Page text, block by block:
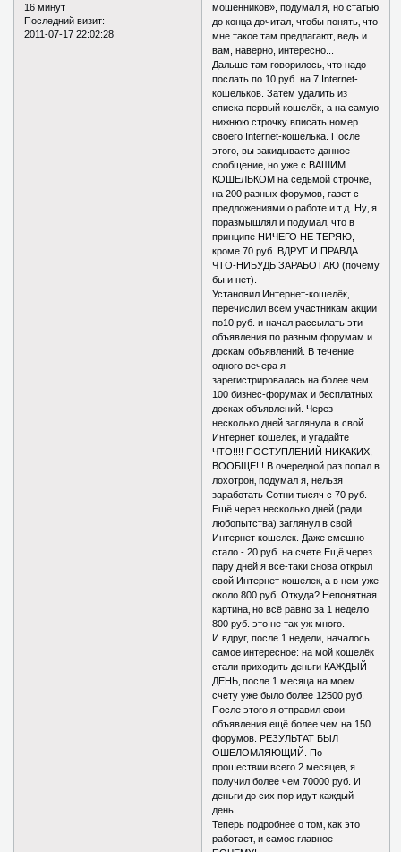
16 минут
Последний визит:
2011-07-17 22:02:28
мошенников», подумал я, но статью
до конца дочитал, чтобы понять‚ что
мне такое там предлагают‚ ведь и
вам, наверно, интересно...
Дальше там говорилось‚ что надо
послать по 10 руб. на 7 Internet-
кошельков. Затем удалить из
списка первый кошелёк, а на самую
нижнюю строчку вписать номер
своего Internet-кошелька. После
этого, вы закидываете данное
сообщение‚ но уже с ВАШИМ
КОШЕЛЬКОМ на седьмой строчке‚
на 200 разных форумов, газет с
предложениями о работе и т.д. Ну‚ я
поразмышлял и подумал‚ что в
принципе НИЧЕГО НЕ ТЕРЯЮ,
кроме 70 руб. ВДРУГ И ПРАВДА
ЧТО-НИБУДЬ ЗАРАБОТАЮ (почему
бы и нет).
Установил Интернет-кошелёк‚
перечислил всем участникам акции
по10 руб. и начал рассылать эти
объявления по разным форумам и
доскам объявлений. В течение
одного вечера я
зарегистрировалась на более чем
100 бизнес-форумах и бесплатных
досках объявлений. Через
несколько дней заглянула в свой
Интернет кошелек‚ и угадайте
ЧТО!!!! ПОСТУПЛЕНИЙ НИКАКИХ,
ВООБЩЕ!!! В очередной раз попал в
лохотрон‚ подумал я, нельзя
заработать Сотни тысяч с 70 руб.
Ещё через несколько дней (ради
любопытства) заглянул в свой
Интернет кошелек. Даже смешно
стало - 20 руб. на счете Ещё через
пару дней я все-таки снова открыл
свой Интернет кошелек‚ а в нем уже
около 800 руб. Откуда? Непонятная
картина‚ но всё равно за 1 неделю
800 руб. это не так уж много.
И вдруг, после 1 недели, началось
самое интересное: на мой кошелёк
стали приходить деньги КАЖДЫЙ
ДЕНЬ‚ после 1 месяца на моем
счету уже было более 12500 руб.
После этого я отправил свои
объявления ещё более чем на 150
форумов. РЕЗУЛЬТАТ БЫЛ
ОШЕЛОМЛЯЮЩИЙ. По
прошествии всего 2 месяцев‚ я
получил более чем 70000 руб. И
деньги до сих пор идут каждый
день.
Теперь подробнее о том‚ как это
работает‚ и самое главное